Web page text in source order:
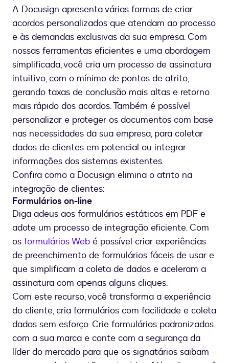
A Docusign apresenta várias formas de criar
acordos personalizados que atendam ao processo
e às demandas exclusivas da sua empresa. Com
nossas ferramentas eficientes e uma abordagem
simplificada, você cria um processo de assinatura
intuitivo, com o mínimo de pontos de atrito,
gerando taxas de conclusão mais altas e retorno
mais rápido dos acordos. Também é possível
personalizar e proteger os documentos com base
nas necessidades da sua empresa, para coletar
dados de clientes em potencial ou integrar
informações dos sistemas existentes.
Confira como a Docusign elimina o atrito na
integração de clientes:
Formulários on-line
Diga adeus aos formulários estáticos em PDF e
adote um processo de integração eficiente. Com
os formulários Web é possível criar experiências
de preenchimento de formulários fáceis de usar e
que simplificam a coleta de dados e aceleram a
assinatura com apenas alguns cliques.
Com este recurso, você transforma a experiência
do cliente, cria formulários com facilidade e coleta
dados sem esforço. Crie formulários padronizados
com a sua marca e conte com a segurança da
líder do mercado para que os signatários saibam